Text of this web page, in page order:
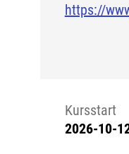
https://
Kursstart
2026-10-